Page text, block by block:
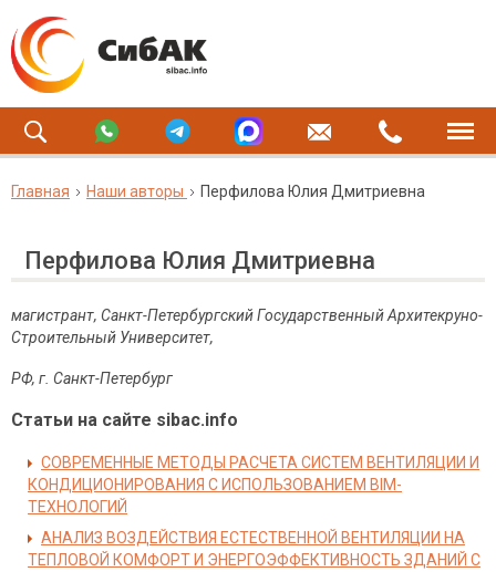
Главная Наши авторы Перфилова Юлия Дмитриевна
Перфилова Юлия Дмитриевна
магистрант, Санкт-Петербургский Государственный Архитекруно-
Строительный Университет,
РФ, г. Санкт-Петербург
Статьи на сайте sibac.info
СОВРЕМЕННЫЕ МЕТОДЫ РАСЧЕТА СИСТЕМ ВЕНТИЛЯЦИИ И
КОНДИЦИОНИРОВАНИЯ С ИСПОЛЬЗОВАНИЕМ BIM-
ТЕХНОЛОГИЙ
АНАЛИЗ ВОЗДЕЙСТВИЯ ЕСТЕСТВЕННОЙ ВЕНТИЛЯЦИИ НА
ТЕПЛОВОЙ КОМФОРТ И ЭНЕРГОЭФФЕКТИВНОСТЬ ЗДАНИЙ С